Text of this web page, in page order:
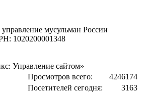
мусульман России
1020200001348
Управление сайтом»
Просмотров всего:
4246174
Посетителей сегодня:
3163